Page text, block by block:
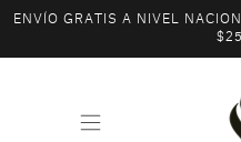
ENVÍO GRATIS A NIVEL